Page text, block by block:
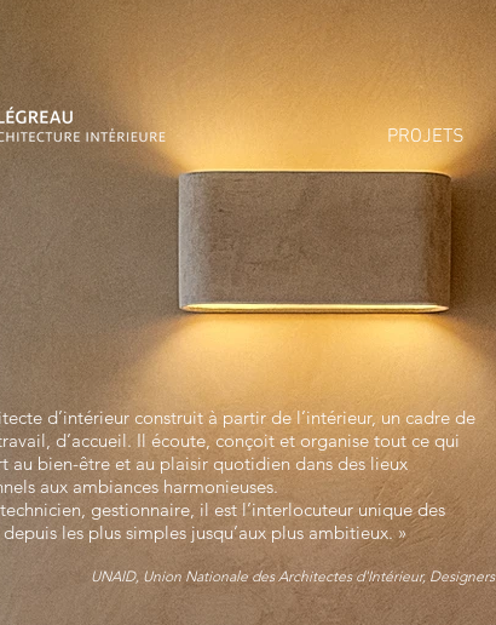
PROJETS
d’intérieur construit à partir de l’intérieur, un cadre de
d’accueil. Il écoute, conçoit et organise tout ce qui
au bien-être et au plaisir quotidien dans des lieux
aux ambiances harmonieuses.
gestionnaire, il est l’interlocuteur unique des
les plus simples jusqu’aux plus ambitieux. »
UNAID, Union Nationale des Architectes d'Intérieur, Designers